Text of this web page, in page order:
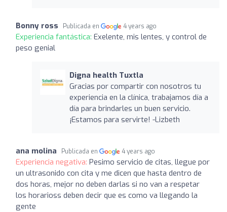
Bonny ross Publicada en 4 years ago
Experiencia fantástica: Exelente, mis lentes, y control de
peso genial
Digna health Tuxtla
Gracias por compartir con nosotros tu
experiencia en la clínica, trabajamos día a
día para brindarles un buen servicio.
¡Estamos para servirte! -Lizbeth
ana molina Publicada en 4 years ago
Experiencia negativa: Pesimo servicio de citas, llegue por
un ultrasonido con cita y me dicen que hasta dentro de
dos horas, mejor no deben darlas si no van a respetar
los horarioss deben decir que es como va llegando la
gente